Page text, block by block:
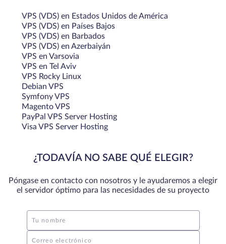
VPS (VDS) en Estados Unidos de América
VPS (VDS) en Países Bajos
VPS (VDS) en Barbados
VPS (VDS) en Azerbaiyán
VPS en Varsovia
VPS en Tel Aviv
VPS Rocky Linux
Debian VPS
Symfony VPS
Magento VPS
PayPal VPS Server Hosting
Visa VPS Server Hosting
¿TODAVÍA NO SABE QUÉ ELEGIR?
Póngase en contacto con nosotros y le ayudaremos a elegir
el servidor óptimo para las necesidades de su proyecto
Tu nombre
Correo electrónico